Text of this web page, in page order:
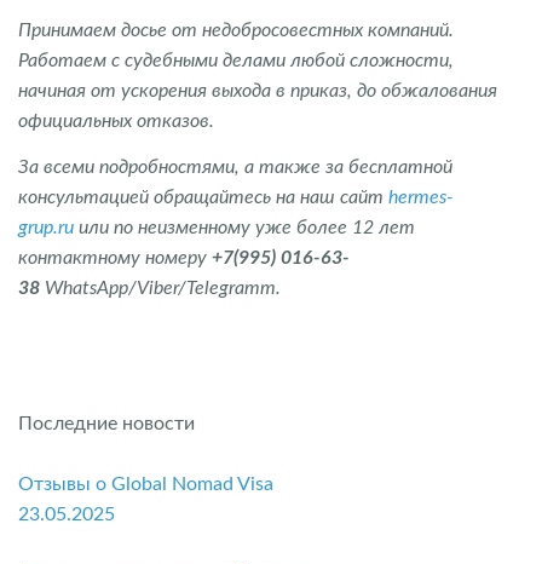
Принимаем досье от недобросовестных компаний.
Работаем с судебными делами любой сложности,
начиная от ускорения выхода в приказ, до обжалования
официальных отказов.
За всеми подробностями, а также за бесплатной
консультацией обращайтесь на наш сайт hermes-
grup.ru или по неизменному уже более 12 лет
контактному номеру +7(995) 016-63-
38 WhatsApp/Viber/Telegramm.
Последние новости
Отзывы о Global Nomad Visa
23.05.2025